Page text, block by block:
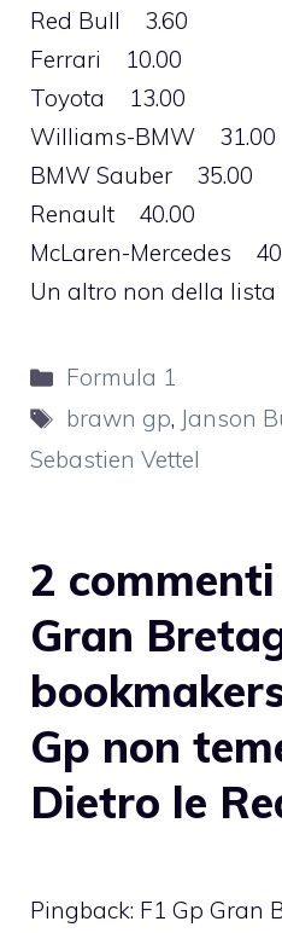
Red Bull 3.60
Ferrari 10.00
Toyota 13.00
Williams-BMW 31.00
BMW Sauber 35.00
Renault 40.00
McLaren-Mercedes
Un altro non della
Categorie
Formula 1
Tag
brawn gp, Janson
Sebastien Vettel
2 commenti
Gran
Gp non
Dietro le
Pingback: F1 Gp Gran